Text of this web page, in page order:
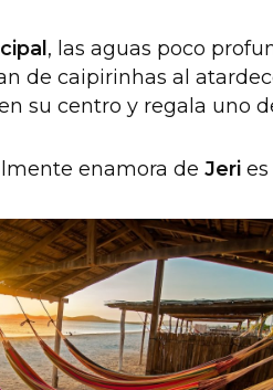
, las aguas poco
de caipirinhas al
su centro y regala uno
enamora de Jeries